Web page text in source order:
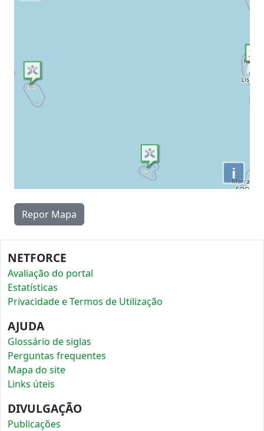
i
Repor Mapa
NETFORCE
Avaliação do portal
Estatísticas
Privacidade e Termos de Utilização
AJUDA
Glossário de siglas
Perguntas frequentes
Mapa do site
Links úteis
DIVULGAÇÃO
Publicações